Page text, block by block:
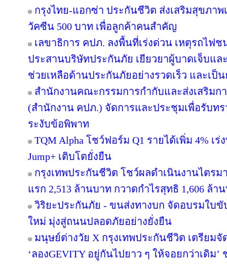
กรุงไทย-แอกซ่า ประกันชีวิต ส่งเสริมสุขภา
วัคซีน 500 บาท เพื่อลูกค้าคนสำคัญ
เลขาธิการ คปภ. ลงพื้นที่เร่งด่วน เหตุรถไฟ
ประสานบริษัทประกันภัย เยียวยาผู้บาดเจ็บแ
ช่วยเหลือด้านประกันภัยอย่างรวดเร็ว และเป็
สำนักงานคณะกรรมการกำกับและส่งเสริมก
(สำนักงาน คปภ.) จัดการและประชุมเพื่อรับท
ระงับข้อพิพาท
TQM Alpha โชว์ฟอร์ม Q1 รายได้เพิ่ม 4% เ
Jump+ เติบโตยั่งยืน
กรุงเทพประกันชีวิต โชว์ผลดำเนินงานไตรม
แรก 2,513 ล้านบาท กวาดกำไรสุทธิ 1,606 ล้า
วิริยะประกันภัย - ขนส่งทางบก จัดอบรมใบ
ใหม่ มุ่งสู่ถนนปลอดภัยอย่างยั่งยืน
มนุษย์ต่างวัย X กรุงเทพประกันชีวิต เตรียมจั
‘ลองGEVITY อยู่กันไปยาว ๆ ให้จอยกว่าเดิ